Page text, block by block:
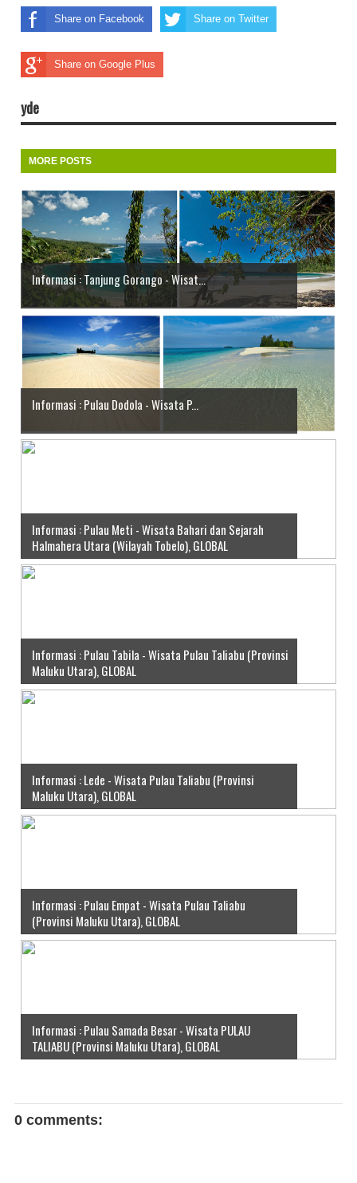
Share on Facebook Share on Twitter
Share on Google Plus
yde
MORE POSTS
Informasi : Tanjung Gorango - Wisat...
Informasi : Pulau Dodola - Wisata P...
Informasi : Pulau Meti - Wisata Bahari dan Sejarah
Halmahera Utara (Wilayah Tobelo), GLOBAL
Informasi : Pulau Tabila - Wisata Pulau Taliabu (Provinsi
Maluku Utara), GLOBAL
Informasi : Lede - Wisata Pulau Taliabu (Provinsi
Maluku Utara), GLOBAL
Informasi : Pulau Empat - Wisata Pulau Taliabu
(Provinsi Maluku Utara), GLOBAL
Informasi : Pulau Samada Besar - Wisata PULAU
TALIABU (Provinsi Maluku Utara), GLOBAL
0 comments: